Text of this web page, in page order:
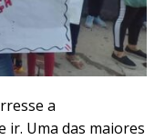
a
ir. Uma das maiores